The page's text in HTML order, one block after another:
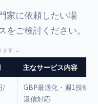
家に依頼したい場
をご検討ください。
主なサービス内容
/
GBP最適化・週1投稿
返信対応